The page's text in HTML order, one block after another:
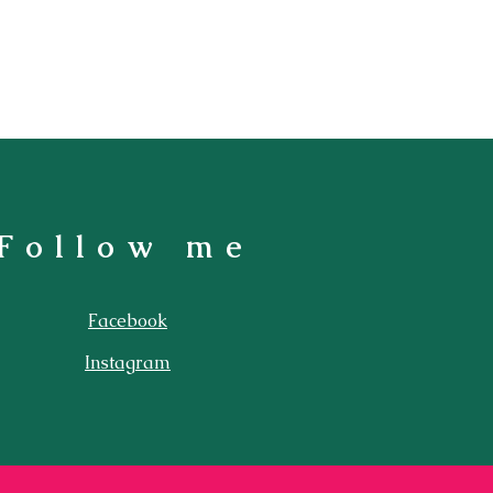
me
Facebook
Instagram